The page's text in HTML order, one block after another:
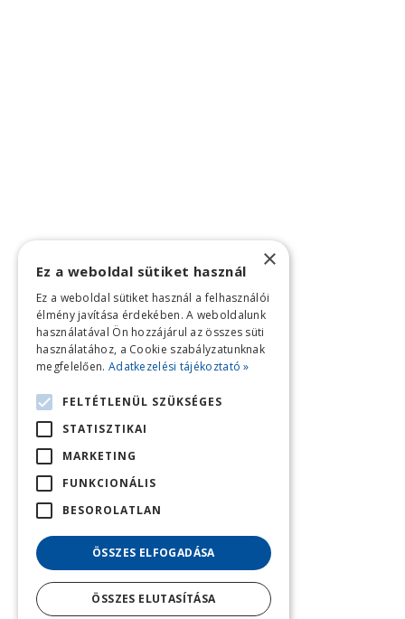
×
Ez a weboldal sütiket használ
Ez a weboldal sütiket használ a felhasználói
élmény javítása érdekében. A weboldalunk
használatával Ön hozzájárul az összes süti
használatához, a Cookie szabályzatunknak
megfelelően. Adatkezelési tájékoztató »
FELTÉTLENÜL SZÜKSÉGES
STATISZTIKAI
MARKETING
FUNKCIONÁLIS
BESOROLATLAN
ÖSSZES ELFOGADÁSA
ÖSSZES ELUTASÍTÁSA